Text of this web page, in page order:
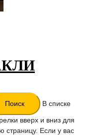
В списке
вверх и вниз для
страницу. Если у вас